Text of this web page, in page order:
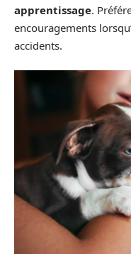
apprentissage.
encouragements
accidents.